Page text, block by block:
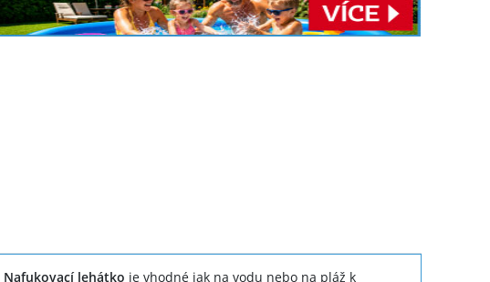
Nafukovací lehátko je vhodné jak na vodu nebo na pláž k